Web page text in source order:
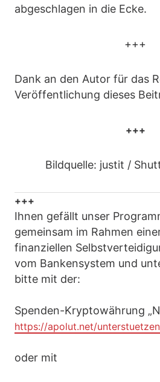
abgeschlagen in die Ecke.
+++
Dank an den Autor für das
Veröffentlichung dieses
+++
Bildquelle: justit /
+++
Ihnen gefällt unser
gemeinsam im Rahmen
finanziellen
vom Bankensystem und
bitte mit der:
Spenden-Kryptowährung
https://apolut.net/
oder mit